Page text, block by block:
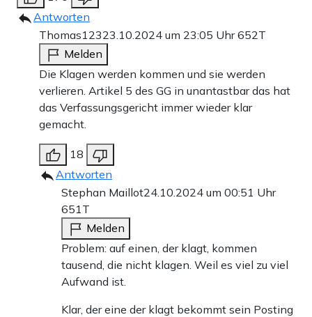
Antworten
Thomas12323.10.2024 um 23:05 Uhr652T
Melden
Die Klagen werden kommen und sie werden
verlieren. Artikel 5 des GG in unantastbar das hat
das Verfassungsgericht immer wieder klar
gemacht.
18
Antworten
Stephan Maillot24.10.2024 um 00:51 Uhr
651T
Melden
Problem: auf einen, der klagt, kommen
tausend, die nicht klagen. Weil es viel zu viel
Aufwand ist.
Klar, der eine der klagt bekommt sein Posting